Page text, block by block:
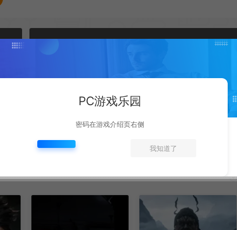
PC游戏乐园
密码在游戏介绍页右侧
我知道了